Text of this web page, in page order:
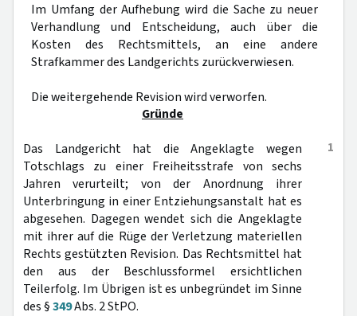
Im Umfang der Aufhebung wird die Sache zu neuer
Verhandlung und Entscheidung, auch über die
Kosten des Rechtsmittels, an eine andere
Strafkammer des Landgerichts zurückverwiesen.
Die weitergehende Revision wird verworfen.
Gründe
1
Das Landgericht hat die Angeklagte wegen
Totschlags zu einer Freiheitsstrafe von sechs
Jahren verurteilt; von der Anordnung ihrer
Unterbringung in einer Entziehungsanstalt hat es
abgesehen. Dagegen wendet sich die Angeklagte
mit ihrer auf die Rüge der Verletzung materiellen
Rechts gestützten Revision. Das Rechtsmittel hat
den aus der Beschlussformel ersichtlichen
Teilerfolg. Im Übrigen ist es unbegründet im Sinne
des §349Abs. 2 StPO.